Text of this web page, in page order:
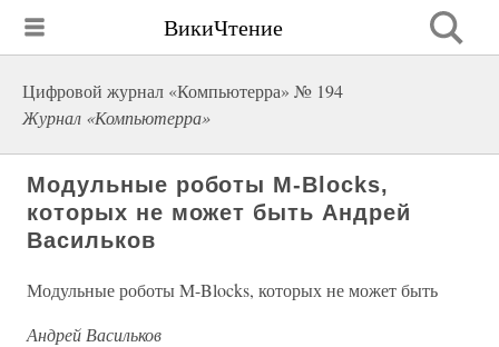
ВикиЧтение
Цифровой журнал «Компьютерра» № 194
Журнал «Компьютерра»
Модульные роботы M-Blocks,
которых не может быть Андрей
Васильков
Модульные роботы M-Blocks, которых не может быть
Андрей Васильков